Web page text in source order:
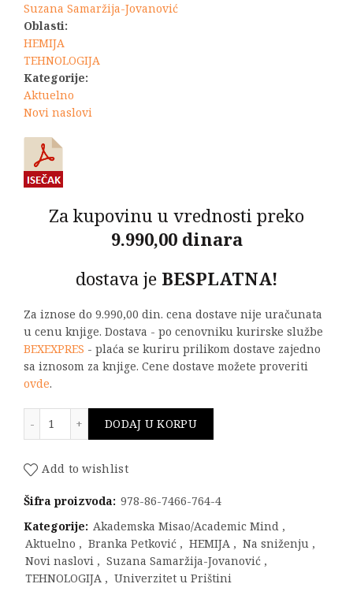
Suzana Samaržija-Jovanović
Oblasti:
HEMIJA
TEHNOLOGIJA
Kategorije:
Aktuelno
Novi naslovi
Za kupovinu u vrednosti preko
9.990,00 dinara
dostava je BESPLATNA!
Za iznose do 9.990,00 din. cena dostave nije uračunata
u cenu knjige. Dostava - po cenovniku kurirske službe
BEXEXPRES - plaća se kuriru prilikom dostave zajedno
sa iznosom za knjige. Cene dostave možete proveriti
ovde.
DODAJ U KORPU
Add to wishlist
Šifra proizvoda: 978-86-7466-764-4
Kategorije: Akademska Misao/Academic Mind ,
Aktuelno , Branka Petković , HEMIJA , Na sniženju ,
Novi naslovi , Suzana Samaržija-Jovanović ,
TEHNOLOGIJA , Univerzitet u Prištini